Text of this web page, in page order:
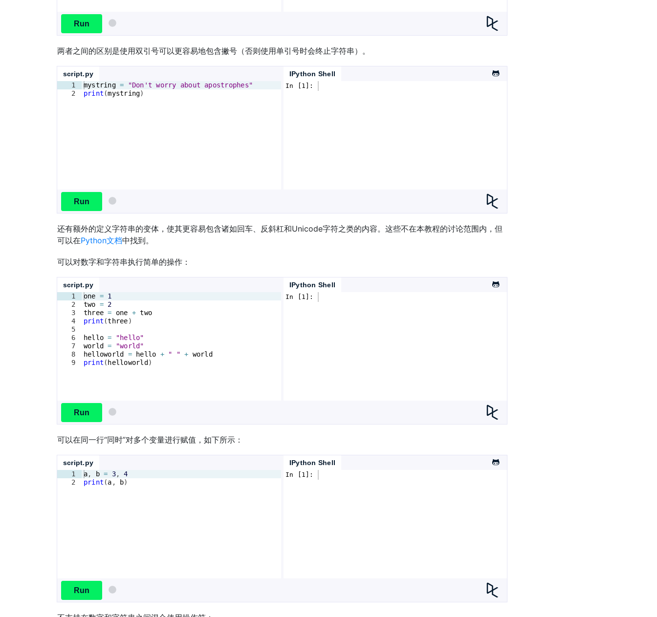
Run
两者之间的区别是使用双引号可以更容易地包含撇号（否则使用单引号时会终止字符串）。
script.py
1
2
mystring =
"Don't worry about apostrophes"
print (mystring)
IPython Shell
In [1]:
Run
还有额外的定义字符串的变体，使其更容易包含诸如回车、反斜杠和Unicode字符之类的内容。这些不在本教程的讨论范围内，但
可以在Python文档中找到。
可以对数字和字符串执行简单的操作：
script.py
1
2
3
4
5
6
7
8
9
one = 1
two = 2
three = one + two
print (three)
hello =
"hello"
world
=
"world"
helloworld
= hello + " " + world
print ( helloworld )
IPython Shell
In [1]:
Run
可以在同一行“同时”对多个变量进行赋值，如下所示：
script.py
1
2
a, b = 3, 4
print (a , b)
IPython Shell
In [1]:
Run